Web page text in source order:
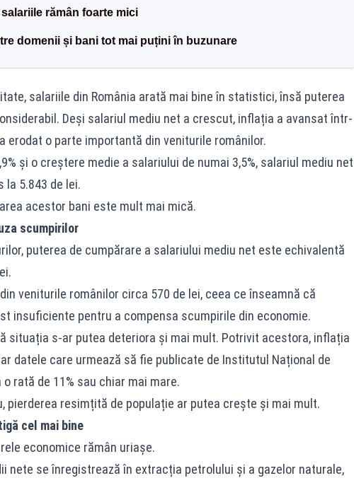
rămân foarte mici
domenii și bani tot mai puțini în buzunare
salariile din România arată mai bine în statistici, însă puterea
Deși salariul mediu net a crescut, inflația a avansat într-
erodat o parte importantă din veniturile românilor.
și o creștere medie a salariului de numai 3,5%, salariul mediu net
la 5.843 de lei.
acestor bani este mult mai mică.
scumpirilor
puterea de cumpărare a salariului mediu net este echivalentă
veniturile românilor circa 570 de lei, ceea ce înseamnă că
insuficiente pentru a compensa scumpirile din economie.
situația s-ar putea deteriora și mai mult. Potrivit acestora, inflația
datele care urmează să fie publicate de Institutul Național de
rată de 11% sau chiar mai mare.
pierderea resimțită de populație ar putea crește și mai mult.
cel mai bine
economice rămân uriașe.
nete se înregistrează în extracția petrolului și a gazelor naturale,